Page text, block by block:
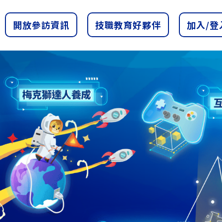
開放參訪資訊 技職教育好夥伴 加入/登